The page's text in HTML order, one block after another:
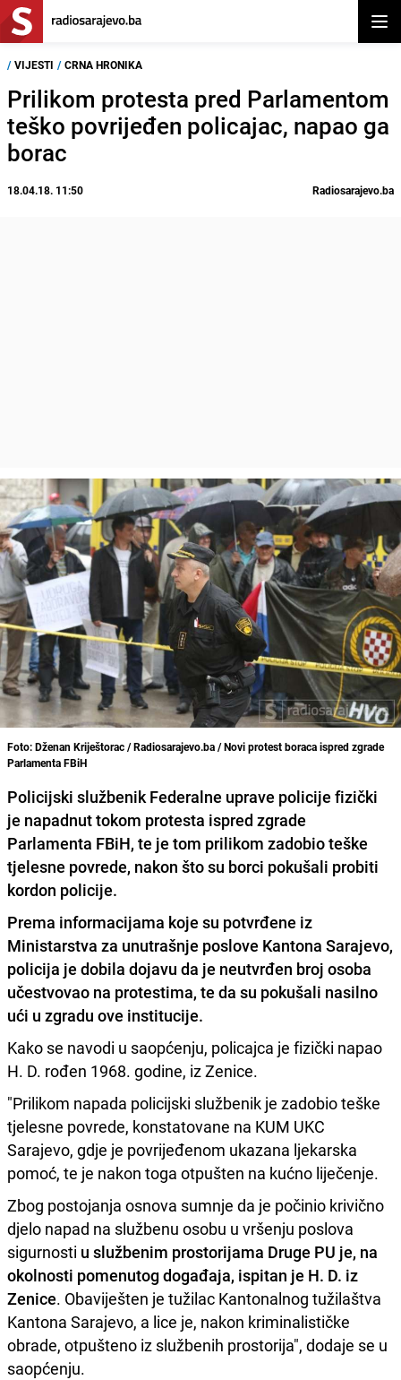
/ VIJESTI / CRNA HRONIKA
Prilikom protesta pred Parlamentom
teško povrijeđen policajac, napao ga
borac
18.04.18. 11:50 Radiosarajevo.ba
Foto: Dženan Kriještorac / Radiosarajevo.ba / Novi protest boraca ispred zgrade
Parlamenta FBiH
Policijski službenik Federalne uprave policije fizički
je napadnut tokom protesta ispred zgrade
Parlamenta FBiH, te je tom prilikom zadobio teške
tjelesne povrede, nakon što su borci pokušali probiti
kordon policije.
Prema informacijama koje su potvrđene iz
Ministarstva za unutrašnje poslove Kantona Sarajevo,
policija je dobila dojavu da je neutvrđen broj osoba
učestvovao na protestima, te da su pokušali nasilno
ući u zgradu ove institucije.
Kako se navodi u saopćenju, policajca je fizički napao
H. D. rođen 1968. godine, iz Zenice.
"Prilikom napada policijski službenik je zadobio teške
tjelesne povrede, konstatovane na KUM UKC
Sarajevo, gdje je povrijeđenom ukazana ljekarska
pomoć, te je nakon toga otpušten na kućno liječenje.
Zbog postojanja osnova sumnje da je počinio krivično
djelo napad na službenu osobu u vršenju poslova
sigurnosti u službenim prostorijama Druge PU je, na
okolnosti pomenutog događaja, ispitan je H. D. iz
Zenice. Obaviješten je tužilac Kantonalnog tužilaštva
Kantona Sarajevo, a lice je, nakon kriminalističke
obrade, otpušteno iz službenih prostorija", dodaje se u
saopćenju.